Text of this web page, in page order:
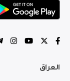
العراق